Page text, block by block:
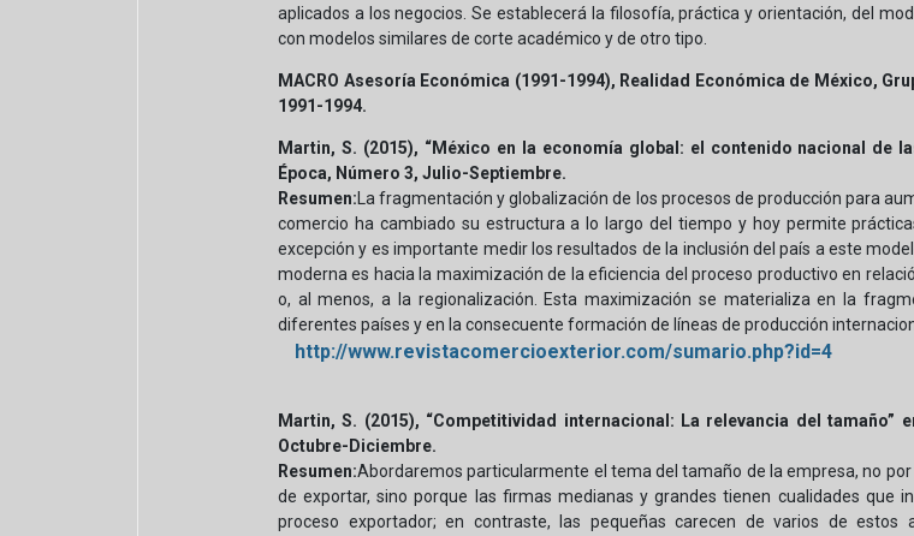
aplicados a los negocios. Se establecerá la filosofía, práctica y orientación, del
con modelos similares de corte académico y de otro tipo.
MACRO Asesoría Económica (1991-1994), Realidad Económica de México,
1991-1994.
Martin, S. (2015), “México en la economía global: el contenido nacional de
Época, Número 3, Julio-Septiembre.
Resumen:La fragmentación y globalización de los procesos de producción para
comercio ha cambiado su estructura a lo largo del tiempo y hoy permite
excepción y es importante medir los resultados de la inclusión del país a este
moderna es hacia la maximización de la eficiencia del proceso productivo en
o, al menos, a la regionalización. Esta maximización se materializa en la
diferentes países y en la consecuente formación de líneas de producción
http://www.revistacomercioexterior.com/sumario.php?id=4
Martin, S. (2015), “Competitividad internacional: La relevancia del tamaño”
Octubre-Diciembre.
Resumen:Abordaremos particularmente el tema del tamaño de la empresa, no
de exportar, sino porque las firmas medianas y grandes tienen cualidades que
proceso exportador; en contraste, las pequeñas carecen de varios de